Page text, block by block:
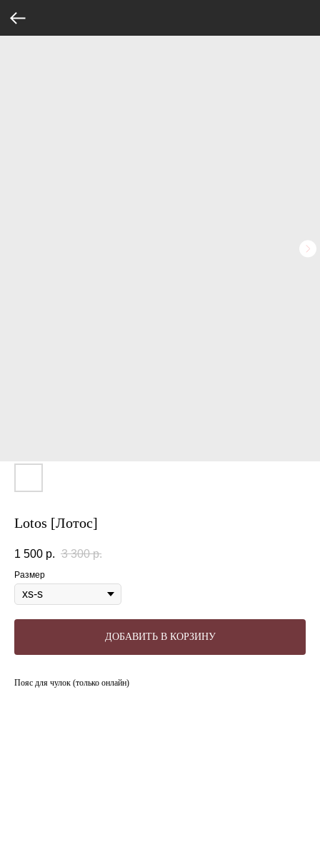
Lotos [Лотос]
1 500 р. 3 300 р.
Размер
ДОБАВИТЬ В КОРЗИНУ
Пояс для чулок (только онлайн)